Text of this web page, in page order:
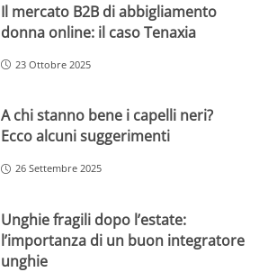
Il mercato B2B di abbigliamento
donna online: il caso Tenaxia
23 Ottobre 2025
A chi stanno bene i capelli neri?
Ecco alcuni suggerimenti
26 Settembre 2025
Unghie fragili dopo l’estate:
l’importanza di un buon integratore
unghie